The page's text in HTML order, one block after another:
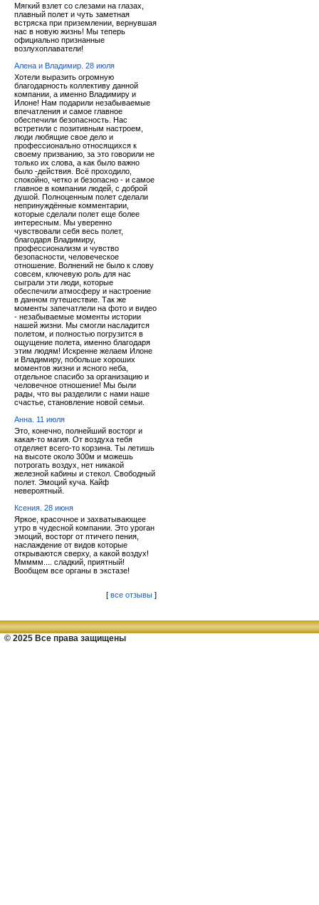
Мягкий взлет со слезами на глазах,
плавный полет и чуть заметная
встряска при приземлении, вернувшая
нас в новую жизнь! Мы теперь
официально признанные
возлухоплаватели!
Алена и Владимир. 28 июля
Хотели выразить огромную
благодарность коллективу данной
компании, а именно Владимиру и
Илоне! Нам подарили незабываемые
впечатления и самое главное
обеспечили безопасность. Нас
встретили с позитивным настроем,
люди любящие свое дело и
профессионально относящихся к
своему призванию, за это говорили не
только их слова, а как было важно
было -действия. Всё проходило,
спокойно, четко и безопасно - и самое
главное в компании людей, с доброй
душой. Полноценным полет сделали
непринуждённые комментарии,
которые сделали полет еще более
интересным. Мы уверенно
чувствовали себя весь полет,
благодаря Владимиру,
профессионализм и чувство
безопасности, человеческое
отношение. Волнений не было к слову
совсем, ключевую роль для нас
сыграли эти люди, которые
обеспечили атмосферу и настроение
в данном путешествие. Так же
моменты запечатлели на фото и видео
- незабываемые моменты истории
нашей жизни. Мы смогли насладится
полетом, и полностью погрузится в
ощущение полета, именно благодаря
этим людям! Искренне желаем Илоне
и Владимиру, побольше хороших
моментов жизни и ясного неба,
отдельное спасибо за организацию и
человечное отношение! Мы были
рады, что вы разделили с нами наше
счастье, становление новой семьи.
Анна. 11 июля
Это, конечно, полнейший восторг и
какая-то магия. От воздуха тебя
отделяет всего-то корзина. Ты летишь
на высоте около 300м и можешь
потрогать воздух, нет никакой
железной кабины и стекол. Свободный
полет. Эмоций куча. Кайф
невероятный.
Ксения. 28 июня
Яркое, красочное и захватывающее
утро в чудесной компании. Это уроган
эмоций, восторг от птичего пения,
наслаждение от видов которые
открываются сверху, а какой воздух!
Ммммм.... сладкий, приятный!
Вообщем все органы в экстазе!
[ все отзывы ]
© 2025 Все права защищены